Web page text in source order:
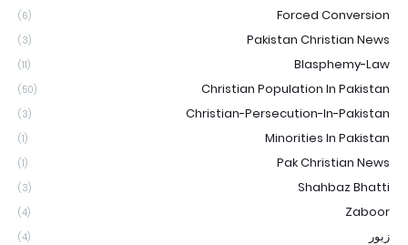
Forced Conversion
(6)
Pakistan Christian News
(3)
Blasphemy-Law
(11)
Christian Population In Pakistan
(50)
Christian-Persecution-In-Pakistan
(3)
Minorities In Pakistan
(1)
Pak Christian News
(1)
Shahbaz Bhatti
(3)
Zaboor
(4)
زبور (4)